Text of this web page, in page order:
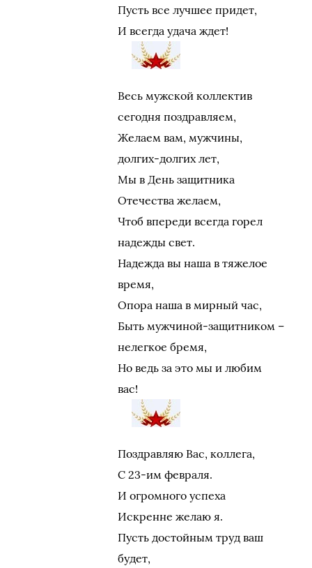
Пусть все лучшее придет,
И всегда удача ждет!
Весь мужской коллектив
сегодня поздравляем,
Желаем вам, мужчины,
долгих-долгих лет,
Мы в День защитника
Отечества желаем,
Чтоб впереди всегда горел
надежды свет.
Надежда вы наша в тяжелое
время,
Опора наша в мирный час,
Быть мужчиной-защитником –
нелегкое бремя,
Но ведь за это мы и любим
вас!
Поздравляю Вас, коллега,
С 23-им февраля.
И огромного успеха
Искренне желаю я.
Пусть достойным труд ваш
будет,